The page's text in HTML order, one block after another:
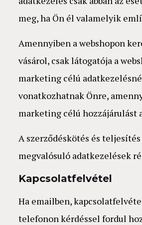
meg, ha Ön él valamelyik
Amennyiben a webshopon
vásárol, csak látogatója a
marketing célú
vonatkozhatnak Önre,
marketing célú hozzájárulást
A szerződéskötés és
megvalósuló adatkezelések
Kapcsolatfelvétel
Ha emailben,
telefonon kérdéssel fordul